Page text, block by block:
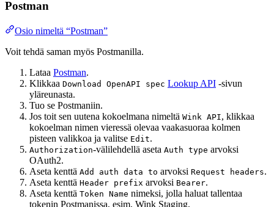
Postman
Osio nimeltä “Postman”
Voit tehdä saman myös Postmanilla.
Lataa Postman.
Klikkaa Download OpenAPI spec Lookup API -sivun
yläreunasta.
Tuo se Postmaniin.
Jos toit sen uutena kokoelmana nimeltä Wink API, klikkaa
kokoelman nimen vieressä olevaa vaakasuoraa kolmen
pisteen valikkoa ja valitse Edit.
Authorization-välilehdellä aseta Auth type arvoksi
OAuth2.
Aseta kenttä Add auth data to arvoksi Request headers.
Aseta kenttä Header prefix arvoksi Bearer.
Aseta kenttä Token Name nimeksi, jolla haluat tallentaa
tokenin Postmanissa, esim. Wink Staging.